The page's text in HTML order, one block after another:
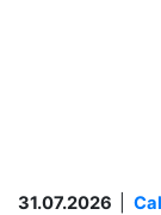
31.07.2026